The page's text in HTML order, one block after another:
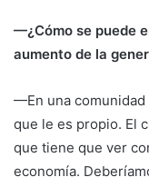
—¿Cómo se puede
aumento de la
—En una comunidad
que le es propio. El
que tiene que ver
economía.